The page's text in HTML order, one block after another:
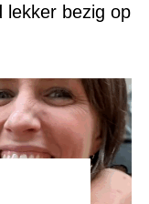
lekker bezig op